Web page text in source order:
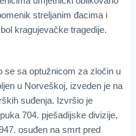
streljanim đacima i
kragujevačke tragedije.
se sa optužnicom za zločin u
u Norveškoj, izveden je na
suđenja. Izvršio je
704. pješadijske divizije,
osuđen na smrt pred